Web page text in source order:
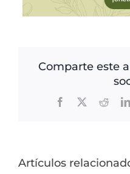
Comparte este
Facebook
X Reddit
Artículos